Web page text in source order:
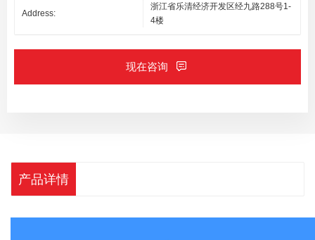
Address:
浙江省乐清经济开发区经九路288号1-
4楼
现在咨询
产品详情